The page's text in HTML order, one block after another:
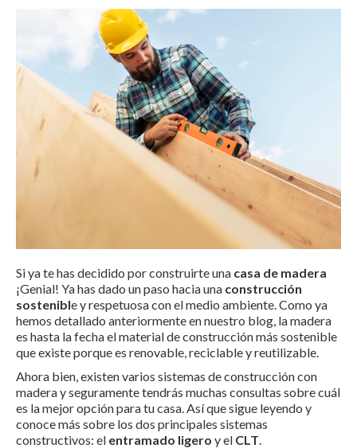
Si ya te has decidido por construirte una casa de madera
¡Genial! Ya has dado un paso hacia una construcción
sostenible y respetuosa con el medio ambiente. Como ya
hemos detallado anteriormente en nuestro blog, la madera
es hasta la fecha el material de construcción más sostenible
que existe porque es renovable, reciclable y reutilizable.
Ahora bien, existen varios sistemas de construcción con
madera y seguramente tendrás muchas consultas sobre cuál
es la mejor opción para tu casa. Así que sigue leyendo y
conoce más sobre los dos principales sistemas
constructivos: el entramado ligero y el CLT.